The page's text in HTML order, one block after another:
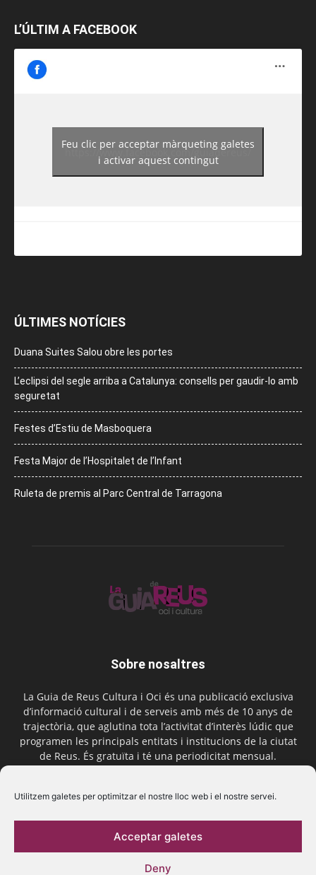
Utilitzem galetes per optimitzar el nostre lloc web i el nostre servei.
Acceptar galetes
Deny
L’ÚLTIM A FACEBOOK
https://www.facebook.com/guiadereus/
Feu clic per acceptar màrqueting galetes
i activar aquest contingut
ÚLTIMES NOTÍCIES
Duana Suites Salou obre les portes
L’eclipsi del segle arriba a Catalunya: consells per gaudir-lo amb
seguretat
Festes d’Estiu de Masboquera
Festa Major de l’Hospitalet de l’Infant
Ruleta de premis al Parc Central de Tarragona
Sobre nosaltres
La Guia de Reus Cultura i Oci és una publicació exclusiva
d’informació cultural i de serveis amb més de 10 anys de
trajectòria, que aglutina tota l’activitat d’interès lúdic que
programen les principals entitats i institucions de la ciutat
de Reus. És gratuïta i té una periodicitat mensual.
Segueix-nos